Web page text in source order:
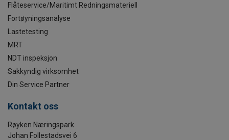
Flåteservice/Maritimt Redningsmateriell
Fortøyningsanalyse
Lastetesting
MRT
NDT inspeksjon
Sakkyndig virksomhet
Din Service Partner
Kontakt oss
Røyken Næringspark
Johan Follestadsvei 6